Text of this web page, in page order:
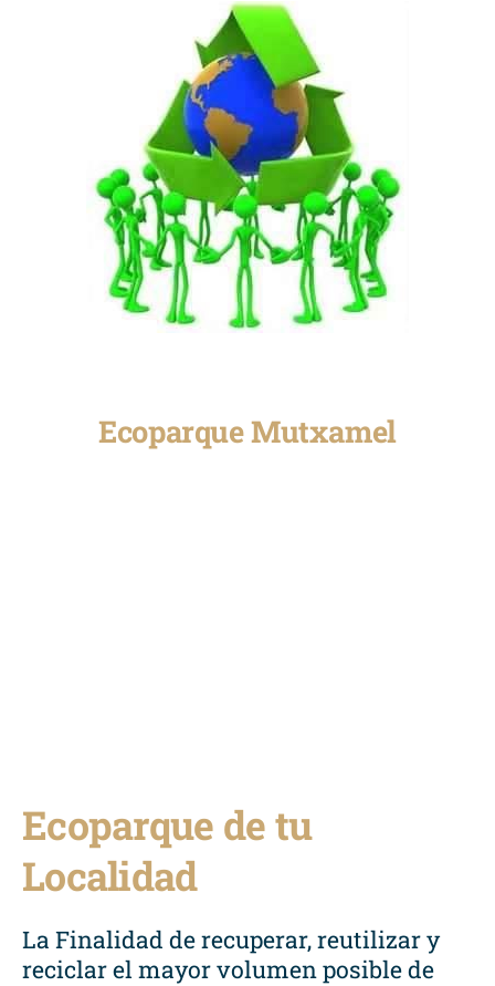
Ecoparque Mutxamel
Ecoparque de tu
Localidad
La Finalidad de recuperar, reutilizar y
reciclar el mayor volumen posible de